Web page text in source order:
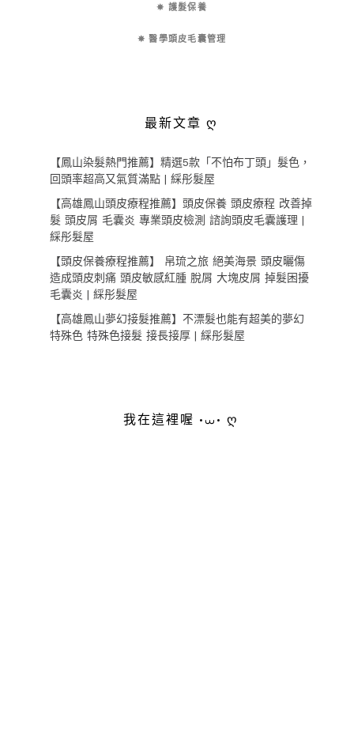
✵ 護髮保養
✵ 醫學頭皮毛囊管理
最新文章 ღ
【鳳山染髮熱門推薦】精選5款「不怕布丁頭」髮色，
回頭率超高又氣質滿點 | 綵彤髮屋
【高雄鳳山頭皮療程推薦】頭皮保養 頭皮療程 改善掉
髮 頭皮屑 毛囊炎 專業頭皮檢測 諮詢頭皮毛囊護理 |
綵彤髮屋
【頭皮保養療程推薦】 帛琉之旅 絕美海景 頭皮曬傷
造成頭皮刺痛 頭皮敏感紅腫 脫屑 大塊皮屑 掉髮困擾
毛囊炎 | 綵彤髮屋
【高雄鳳山夢幻接髮推薦】不漂髮也能有超美的夢幻
特殊色 特殊色接髮 接長接厚 | 綵彤髮屋
我在這裡喔 •⩊• ღ